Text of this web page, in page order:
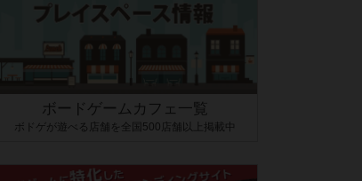
ボードゲームカフェ一覧
ボドゲが遊べる店舗を全国500店舗以上掲載中